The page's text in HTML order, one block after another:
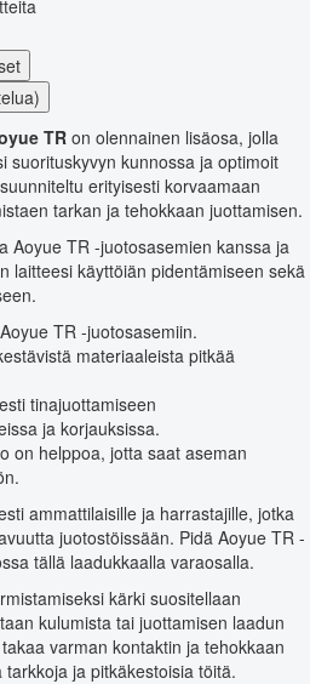
TR on olennainen lisäosa, jolla
suorituskyvyn kunnossa ja optimoit
erityisesti korvaamaan
tarkan ja tehokkaan juottamisen.
Aoyue TR -juotosasemien kanssa ja
laitteesi käyttöiän pidentämiseen sekä
TR -juotosasemiin.
materiaaleista pitkää
tinajuottamiseen
ja korjauksissa.
on helppoa, jotta saat aseman
ammattilaisille ja harrastajille, jotka
juotostöissään. Pidä Aoyue TR -
tällä laadukkaalla varaosalla.
kärki suositellaan
kulumista tai juottamisen laadun
varman kontaktin ja tehokkaan
ja pitkäkestoisia töitä.